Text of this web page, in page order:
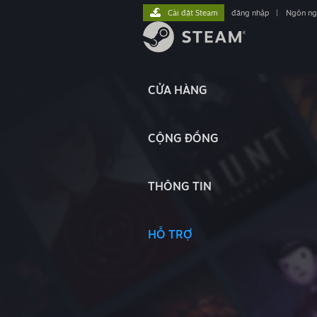
CỬA HÀNG
CỘNG ĐỒNG
THÔNG TIN
HỖ TRỢ
Cài đặt Steam đăng nhập Ngôn